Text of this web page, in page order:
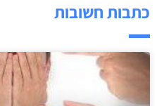
כתבות חשובות